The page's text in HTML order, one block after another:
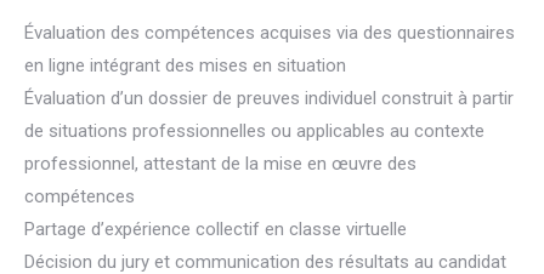
Évaluation des compétences acquises via des questionnaires
en ligne intégrant des mises en situation
Évaluation d’un dossier de preuves individuel construit à partir
de situations professionnelles ou applicables au contexte
professionnel, attestant de la mise en œuvre des
compétences
Partage d’expérience collectif en classe virtuelle
Décision du jury et communication des résultats au candidat